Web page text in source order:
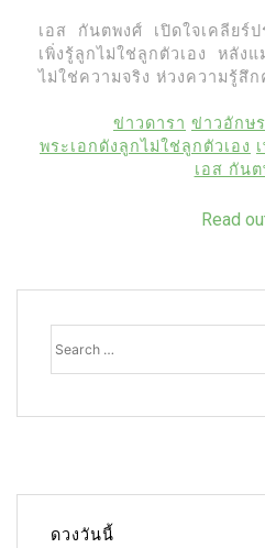
เอส กันตพงศ์ เปิดใจเคลียร์ป
เพิ่งรู้ลูกไม่ใช่ลูกตัวเอง หลัง
ไม่ใช่ความจริง ห่วงความรู้สึ
ข่าวดารา ข่าวอักษ
พระเอกดังลูกไม่ใช่ลูกตัวเอง
เอส กัน
Read
Search
for:
ดวงวันนี้